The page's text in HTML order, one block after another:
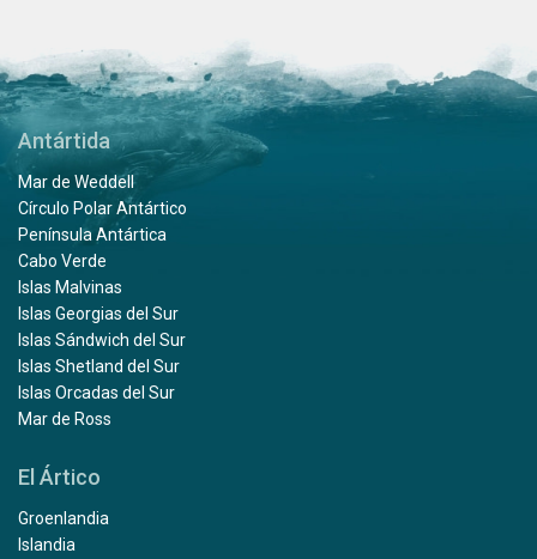
Antártida
Mar de Weddell
Círculo Polar Antártico
Península Antártica
Cabo Verde
Islas Malvinas
Islas Georgias del Sur
Islas Sándwich del Sur
Islas Shetland del Sur
Islas Orcadas del Sur
Mar de Ross
El Ártico
Groenlandia
Islandia